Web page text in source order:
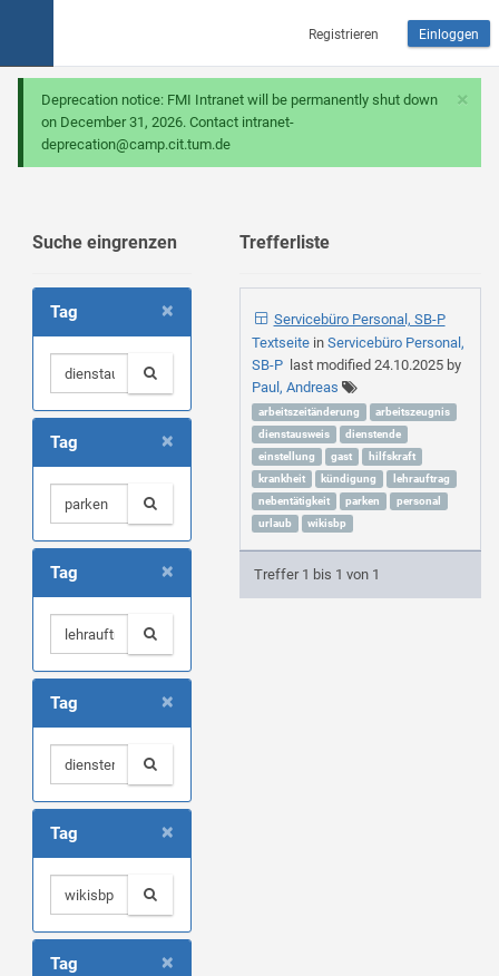
Registrieren Einloggen
×
Deprecation notice: FMI Intranet will be permanently shut down
on December 31, 2026. Contact intranet-
deprecation@camp.cit.tum.de
Suche eingrenzen
×
Tag
×
Tag
×
Tag
×
Tag
×
Tag
×
Tag
Trefferliste
Servicebüro Personal, SB-P
Textseite in Servicebüro Personal,
SB-Plast modified 24.10.2025by
Paul, Andreas
arbeitszeitänderung
arbeitszeugnis
dienstausweis
dienstende
einstellung
gast
hilfskraft
krankheit
kündigung
lehrauftrag
nebentätigkeit
parken
personal
urlaub
wikisbp
Treffer 1 bis 1 von 1